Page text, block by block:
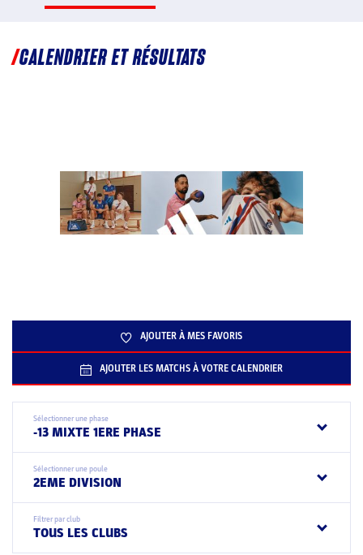
CALENDRIER ET RÉSULTATS
AJOUTER À MES FAVORIS
AJOUTER LES MATCHS À VOTRE CALENDRIER
Sélectionner une phase
-13 MIXTE 1ERE PHASE
Sélectionner une poule
2EME DIVISION
Filtrer par club
TOUS LES CLUBS